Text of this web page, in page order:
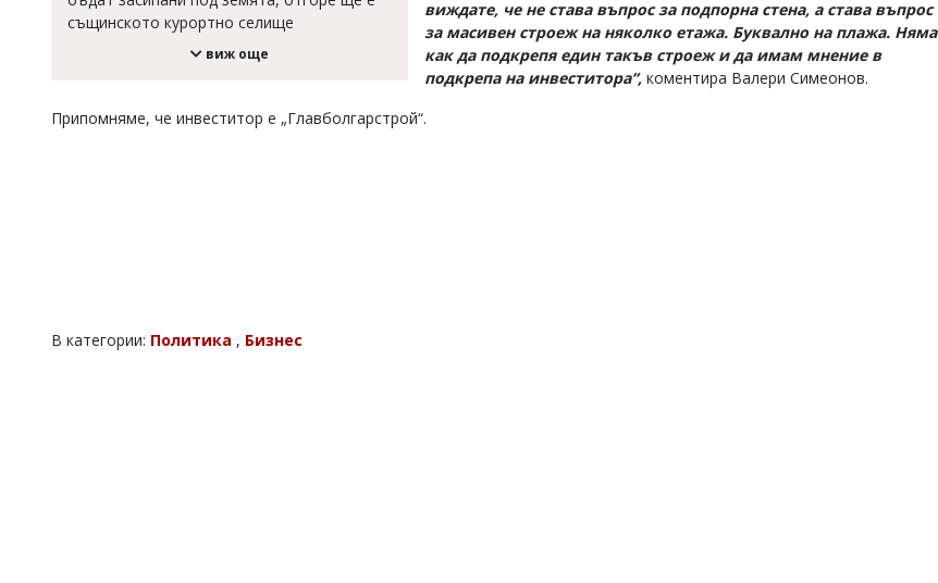
отговорност
същинското курортно селище
виж още
виждате, че не става въпрос за подпорна стена, а става въпрос
за масивен строеж на няколко етажа. Буквално на плажа. Няма
как да подкрепя един такъв строеж и да имам мнение в
подкрепа на инвеститора“, коментира Валери Симеонов.
Припомняме, че инвеститор е „Главболгарстрой“.
В категории: Политика , Бизнес